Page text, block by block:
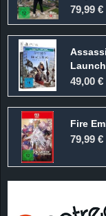
79,99 €
49,00 €
Fire
79,99 €